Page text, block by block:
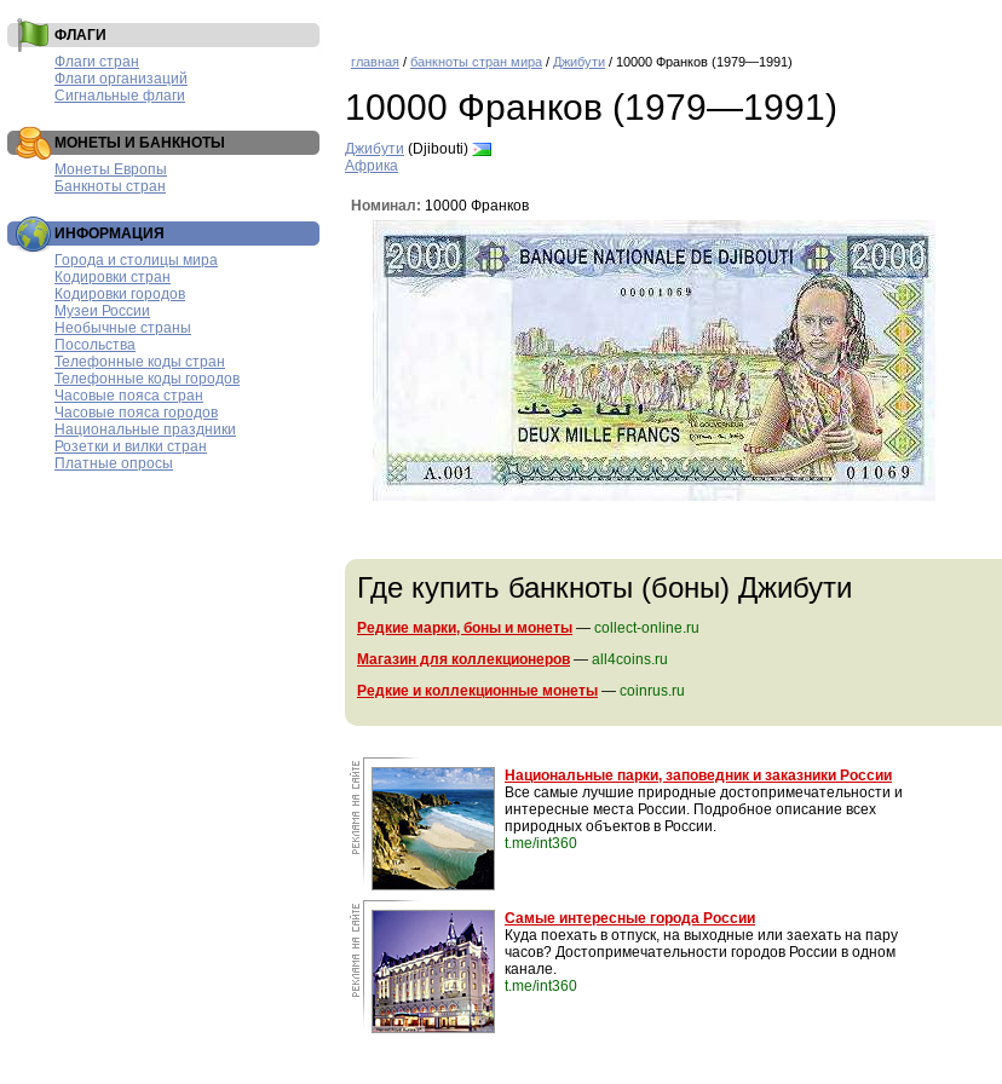
ФЛАГИ
Флаги стран
Флаги организаций
Сигнальные флаги
МОНЕТЫ И БАНКНОТЫ
Монеты Европы
Банкноты стран
ИНФОРМАЦИЯ
Города и столицы мира
Кодировки стран
Кодировки городов
Музеи России
Необычные страны
Посольства
Телефонные коды стран
Телефонные коды городов
Часовые пояса стран
Часовые пояса городов
Национальные праздники
Розетки и вилки стран
Платные опросы
главная / банкноты стран мира / Джибути / 10000 Франков (1979—1991)
10000 Франков (1979—1991)
Джибути (Djibouti)
Африка
Номинал: 10000 Франков
Где купить банкноты (боны) Джибути
Редкие марки, боны и монеты — collect-online.ru
Магазин для коллекционеров — all4coins.ru
Редкие и коллекционные монеты — coinrus.ru
Национальные парки, заповедник и заказники России
Все самые лучшие природные достопримечательности и
интересные места России. Подробное описание всех
природных объектов в России.
t.me/int360
Самые интересные города России
Куда поехать в отпуск, на выходные или заехать на пару
часов? Достопримечательности городов России в одном
канале.
t.me/int360